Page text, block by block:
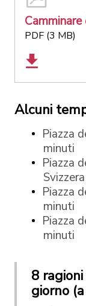
Camminare
PDF (3 MB)
Alcuni
Piazza
minuti
Piazza
Piazza
minuti
Piazza
minuti
8
giorno